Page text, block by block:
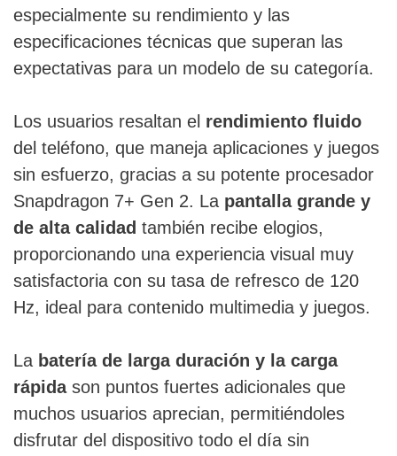
especialmente su rendimiento y las
especificaciones técnicas que superan las
expectativas para un modelo de su categoría.
Los usuarios resaltan el rendimiento fluido
del teléfono, que maneja aplicaciones y juegos
sin esfuerzo, gracias a su potente procesador
Snapdragon 7+ Gen 2. La pantalla grande y
de alta calidad también recibe elogios,
proporcionando una experiencia visual muy
satisfactoria con su tasa de refresco de 120
Hz, ideal para contenido multimedia y juegos.
La batería de larga duración y la carga
rápidason puntos fuertes adicionales que
muchos usuarios aprecian, permitiéndoles
disfrutar del dispositivo todo el día sin